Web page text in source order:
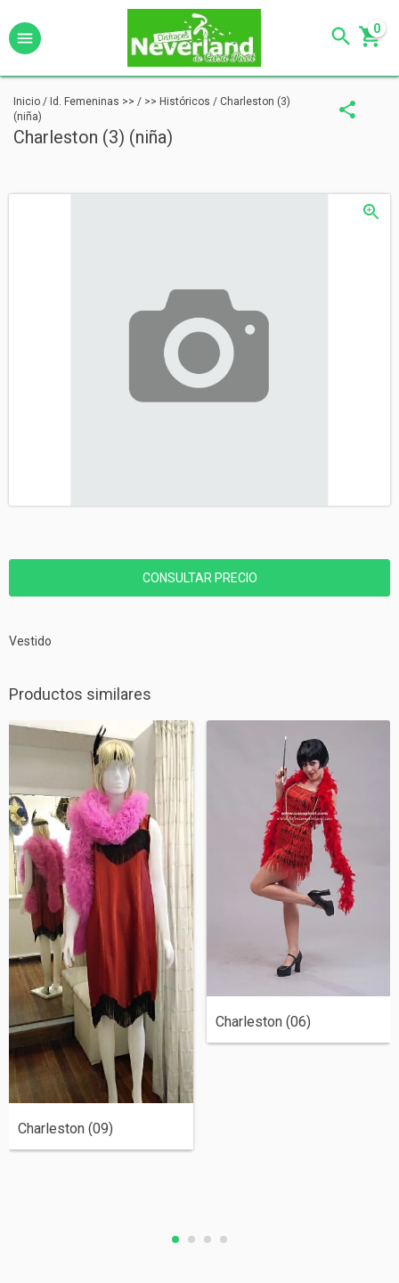
0
Inicio / Id. Femeninas >> / >> Históricos / Charleston (3)
(niña)
Charleston (3) (niña)
Vestido
Productos similares
Charleston (09)
Charleston (06)